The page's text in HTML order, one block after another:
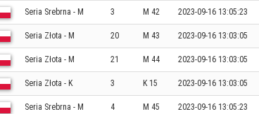
Seria Srebrna - M 3 M 42 2023-09-16 13:05:23
Seria Złota - M 20 M 43 2023-09-16 13:03:05
Seria Złota - M 21 M 44 2023-09-16 13:03:05
Seria Złota - K 3 K 15 2023-09-16 13:03:05
Seria Srebrna - M 4 M 45 2023-09-16 13:05:23